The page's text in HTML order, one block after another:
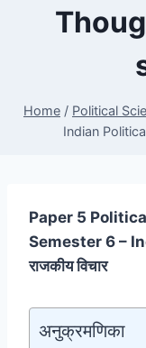
Home / Political
Indian
Paper 5 Political
Semester 6 –
राजकीय विचार
अनुक्रमणिका